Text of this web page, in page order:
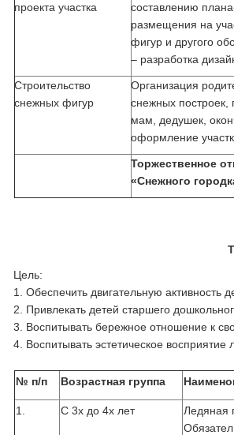
проекта участка
составлению
размещения на
фигур и другого
– разработка
Строительство
снежных фигур
Организация
снежных построек,
мам, дедушек,
оформление
Торжественное
«Снежного
Цель:
1. Обеспечить двигательную активность
2. Привлекать детей старшего
3. Воспитывать бережное отношение к
4. Воспитывать эстетическое восприятие
№ п/п Возрастная группа
1. С 3х до 4х лет
Ледяная